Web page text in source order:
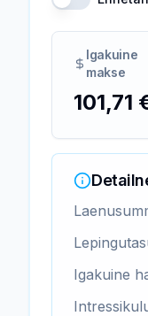
Igakuine
makse
101,71
Igakuine